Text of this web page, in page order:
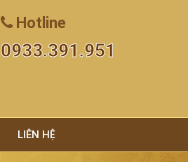
Hotline
0933.391.951
LIÊN HỆ